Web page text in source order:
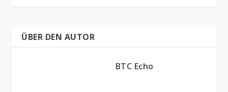
ÜBER DEN AUTOR
BTC Echo